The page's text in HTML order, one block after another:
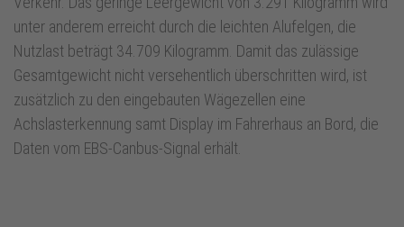
unter anderem erreicht durch die leichten Alufelgen, die
Nutzlast beträgt 34.709 Kilogramm. Damit das zulässige
Gesamtgewicht nicht versehentlich überschritten wird, ist
zusätzlich zu den eingebauten Wägezellen eine
Achslasterkennung samt Display im Fahrerhaus an Bord, die
Daten vom EBS-Canbus-Signal erhält.